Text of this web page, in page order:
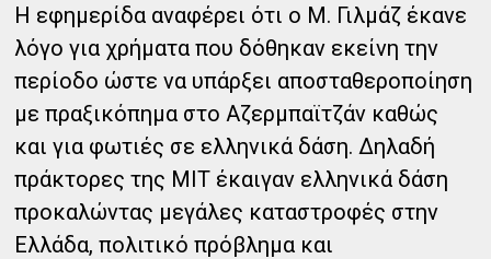
Η εφημερίδα αναφέρει ότι ο Μ. Γιλμάζ έκανε
λόγο για χρήματα που δόθηκαν εκείνη την
περίοδο ώστε να υπάρξει αποσταθεροποίηση
με πραξικόπημα στο Αζερμπαϊτζάν καθώς
και για φωτιές σε ελληνικά δάση. Δηλαδή
πράκτορες της ΜΙΤ έκαιγαν ελληνικά δάση
προκαλώντας μεγάλες καταστροφές στην
Ελλάδα, πολιτικό πρόβλημα και